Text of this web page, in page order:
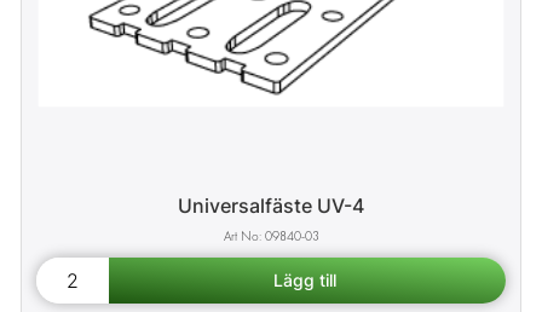
Universalfäste UV-4
09840-03